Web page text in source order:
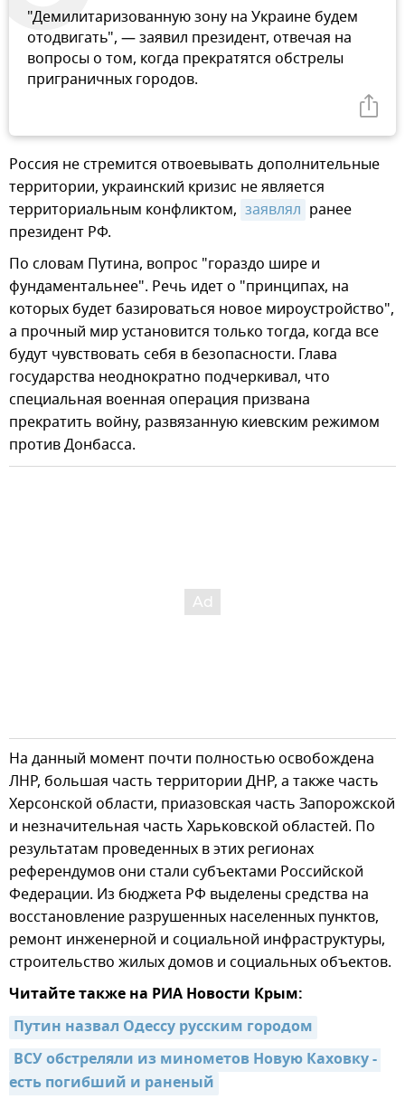
"Демилитаризованную зону на Украине будем
отодвигать", — заявил президент, отвечая на
вопросы о том, когда прекратятся обстрелы
приграничных городов.
Россия не стремится отвоевывать дополнительные
территории, украинский кризис не является
территориальным конфликтом, заявлял ранее
президент РФ.
По словам Путина, вопрос "гораздо шире и
фундаментальнее". Речь идет о "принципах, на
которых будет базироваться новое мироустройство",
а прочный мир установится только тогда, когда все
будут чувствовать себя в безопасности. Глава
государства неоднократно подчеркивал, что
специальная военная операция призвана
прекратить войну, развязанную киевским режимом
против Донбасса.
На данный момент почти полностью освобождена
ЛНР, большая часть территории ДНР, а также часть
Херсонской области, приазовская часть Запорожской
и незначительная часть Харьковской областей. По
результатам проведенных в этих регионах
референдумов они стали субъектами Российской
Федерации. Из бюджета РФ выделены средства на
восстановление разрушенных населенных пунктов,
ремонт инженерной и социальной инфраструктуры,
строительство жилых домов и социальных объектов.
Читайте также на РИА Новости Крым:
Путин назвал Одессу русским городом
ВСУ обстреляли из минометов Новую Каховку -
есть погибший и раненый